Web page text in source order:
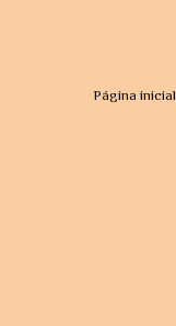
Página inicial